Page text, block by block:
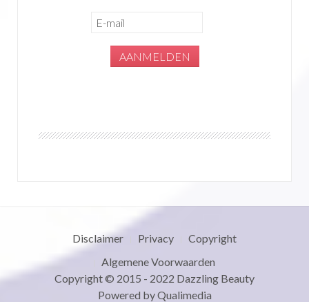
Disclaimer Privacy
Copyright
Algemene Voorwaarden
Copyright © 2015 - 2022 Dazzling Beauty
Powered byQualimedia